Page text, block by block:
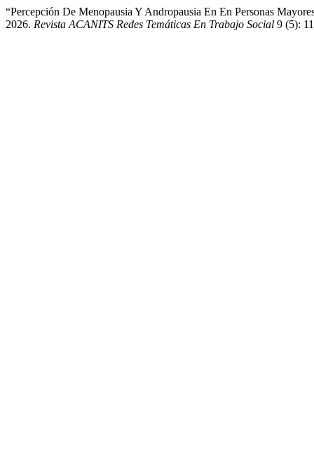
“Percepción De Menopausia Y Andropausia En En Personas
2026. Revista ACANITS Redes Temáticas En Trabajo Social 9 (5):